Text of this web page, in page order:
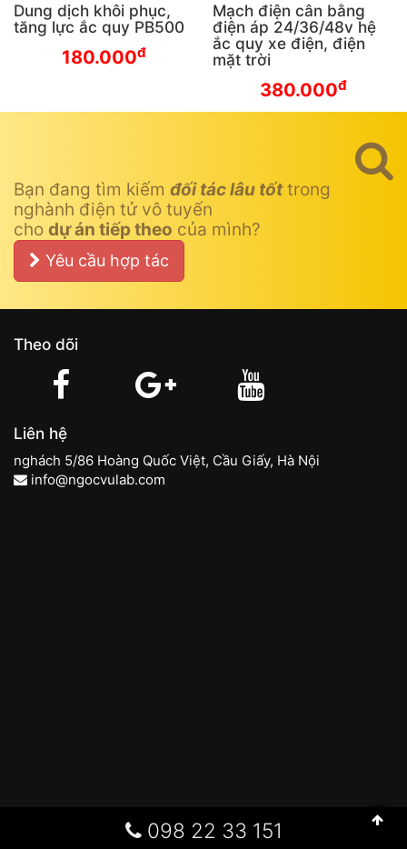
Dung dịch khôi phục,
tăng lực ắc quy PB500
180.000đ
Mạch điện cân bằng
điện áp 24/36/48v hệ
ắc quy xe điện, điện
mặt trời
380.000đ
Bạn đang tìm kiếm đối tác lâu tốttrong
nghành điện tử vô tuyến
cho dự án tiếp theo của mình?
Yêu cầu hợp tác
Theo dõi
Liên hệ
nghách 5/86 Hoàng Quốc Việt, Cầu Giấy, Hà Nội
info@ngocvulab.com
098 22 33 151